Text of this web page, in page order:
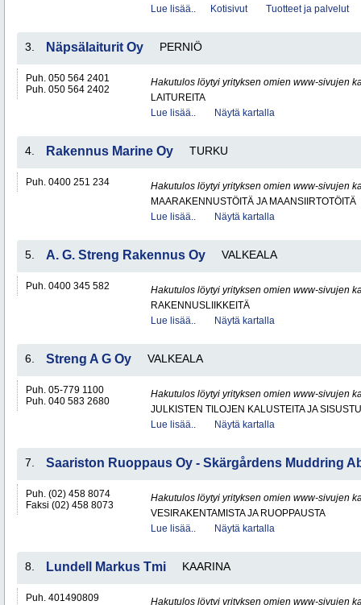
Lue lisää..
Kotisivut Tuotteet ja palvelut
3. Näpsälaiturit Oy PERNIÖ
Puh. 050 564 2401
Puh. 050 564 2402
Hakutulos löytyi yrityksen omien www-sivujen
LAITUREITA
Lue lisää..
Näytä kartalla
4. Rakennus Marine Oy TURKU
Puh. 0400 251 234
Hakutulos löytyi yrityksen omien www-sivujen
MAARAKENNUSTÖITÄ JA MAANSIIRTOTÖITÄ
Lue lisää..
Näytä kartalla
5. A. G. Streng Rakennus Oy VALKEALA
Puh. 0400 345 582
Hakutulos löytyi yrityksen omien www-sivujen
RAKENNUSLIIKKEITÄ
Lue lisää..
Näytä kartalla
6. Streng A G Oy VALKEALA
Puh. 05-779 1100
Puh. 040 583 2680
Hakutulos löytyi yrityksen omien www-sivujen
JULKISTEN TILOJEN KALUSTEITA JA
Lue lisää..
Näytä kartalla
7. Saariston Ruoppaus Oy - Skärgårdens Muddring
Puh. (02) 458 8074
Faksi (02) 458 8073
Hakutulos löytyi yrityksen omien www-sivujen
VESIRAKENTAMISTA JA RUOPPAUSTA
Lue lisää..
Näytä kartalla
8. Lundell Markus Tmi KAARINA
Puh. 401490809
Hakutulos löytyi yrityksen omien www-sivujen